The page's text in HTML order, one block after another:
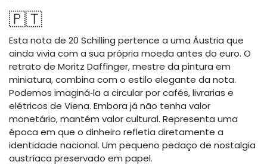
🇵🇹
Esta nota de 20 Schilling pertence a uma Áustria que
ainda vivia com a sua própria moeda antes do euro. O
retrato de Moritz Daffinger, mestre da pintura em
miniatura, combina com o estilo elegante da nota.
Podemos imaginá‑la a circular por cafés, livrarias e
elétricos de Viena. Embora já não tenha valor
monetário, mantém valor cultural. Representa uma
época em que o dinheiro refletia diretamente a
identidade nacional. Um pequeno pedaço de nostalgia
austríaca preservado em papel.